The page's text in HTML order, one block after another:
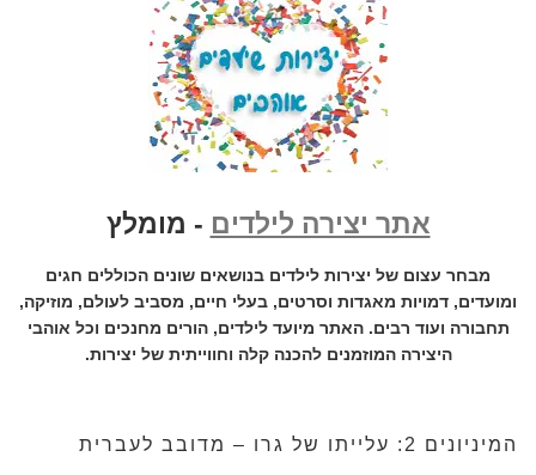
אתר יצירה לילדים - מומלץ
מבחר עצום של יצירות לילדים בנושאים שונים הכוללים חגים
ומועדים, דמויות מאגדות וסרטים, בעלי חיים, מסביב לעולם, מוזיקה,
תחבורה ועוד רבים. האתר מיועד לילדים, הורים מחנכים וכל אוהבי
היצירה המוזמנים להכנה קלה וחווייתית של יצירות.
המיניונים 2: עלייתו של גרו – מדובב לעברית